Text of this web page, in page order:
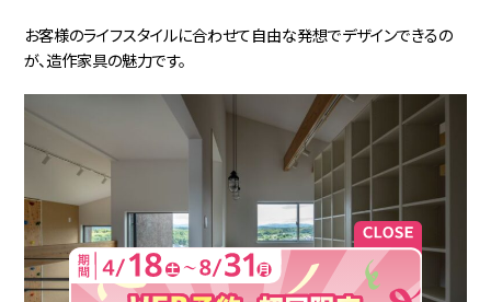
お客様のライフスタイルに合わせて自由な発想でデザインできるの
が、造作家具の魅力です。